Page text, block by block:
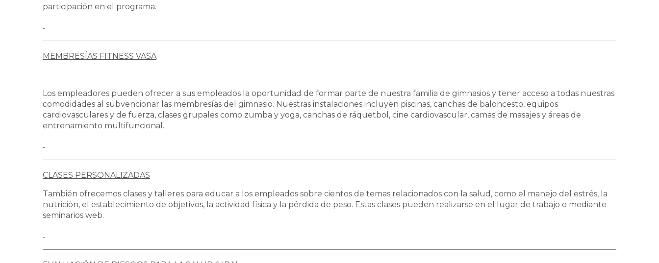
participación en el programa.
MEMBRESÍAS FITNESS VASA
Los empleadores pueden ofrecer a sus empleados la oportunidad de formar parte de nuestra familia de gimnasios y tener acceso a todas nuestras
comodidades al subvencionar las membresías del gimnasio. Nuestras instalaciones incluyen piscinas, canchas de baloncesto, equipos
cardiovasculares y de fuerza, clases grupales como zumba y yoga, canchas de ráquetbol, cine cardiovascular, camas de masajes y áreas de
entrenamiento multifuncional.
CLASES PERSONALIZADAS
También ofrecemos clases y talleres para educar a los empleados sobre cientos de temas relacionados con la salud, como el manejo del estrés, la
nutrición, el establecimiento de objetivos, la actividad física y la pérdida de peso. Estas clases pueden realizarse en el lugar de trabajo o mediante
seminarios web.